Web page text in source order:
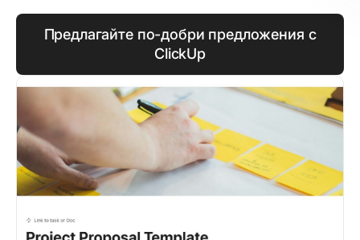
Предлагайте по-добри предложения с
ClickUp